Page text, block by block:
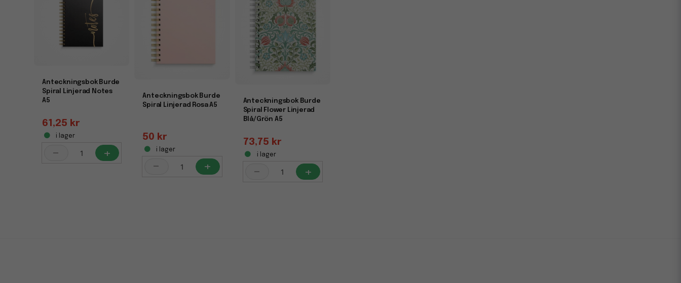
Anteckningsbok Burde
Spiral Linjerad Notes
A5
61,25 kr
i lager
- +
Anteckningsbok Burde
Spiral Linjerad Rosa A5
50 kr
i lager
- +
Anteckningsbok Burde
Spiral Flower Linjerad
Blå/Grön A5
73,75 kr
i lager
- +